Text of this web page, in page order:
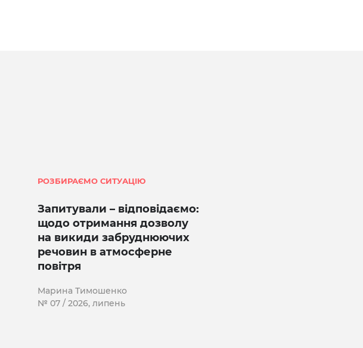
РОЗБИРАЄМО СИТУАЦІЮ
Запитували – відповідаємо:
щодо отримання дозволу
на викиди забруднюючих
речовин в атмосферне
повітря
Марина Тимошенко
№ 07 / 2026, липень